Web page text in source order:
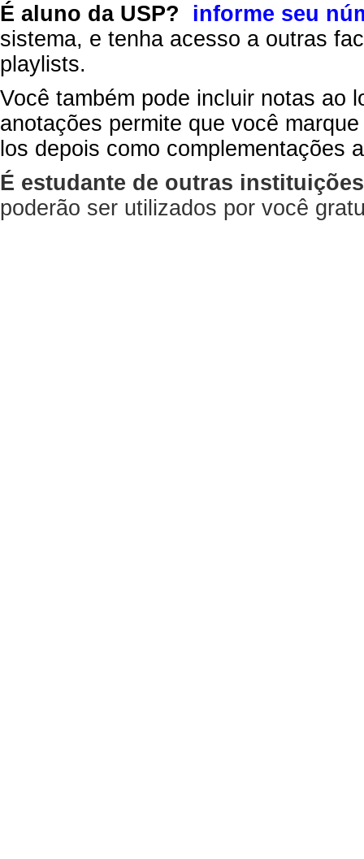
É aluno da USP?
informe seu
sistema, e tenha acesso a outras
playlists.
Você também pode incluir notas ao
anotações permite que você
los depois como complementações
É estudante de outras
poderão ser utilizados por você